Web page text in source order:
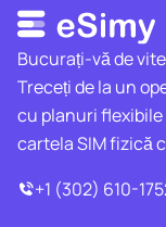
Bucurați-vă de
Treceți de la un
cu planuri flexibile
cartela SIM fizică
+1 (302) 610-